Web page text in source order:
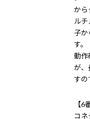
から
ル
子か
す。
動作
が、
すの
【6
コネ